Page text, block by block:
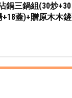
鍋三鍋組(30炒+30
+18蓋)+贈原木木鏟